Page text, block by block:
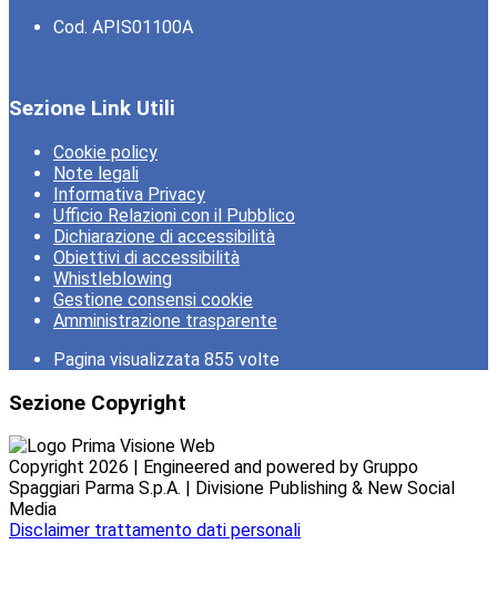
Cod. APIS01100A
Sezione Link Utili
Cookie policy
Note legali
Informativa Privacy
Ufficio Relazioni con il Pubblico
Dichiarazione di accessibilità
Obiettivi di accessibilità
Whistleblowing
Gestione consensi cookie
Amministrazione trasparente
Pagina visualizzata 855 volte
Sezione Copyright
Copyright 2026 | Engineered and powered by Gruppo
Spaggiari Parma S.p.A. | Divisione Publishing & New Social
Media
Disclaimer trattamento dati personali